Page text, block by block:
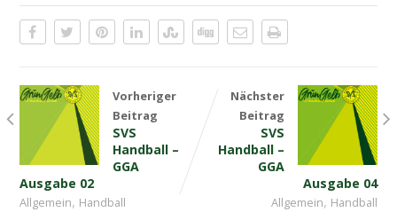
Vorheriger
Beitrag
SVS
Handball –
GGA
Ausgabe 02
Allgemein, Handball
Nächster
Beitrag
SVS
Handball –
GGA
Ausgabe 04
Allgemein, Handball